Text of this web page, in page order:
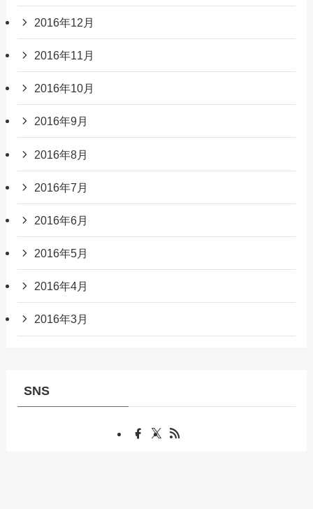
2016年12月
2016年11月
2016年10月
2016年9月
2016年8月
2016年7月
2016年6月
2016年5月
2016年4月
2016年3月
SNS